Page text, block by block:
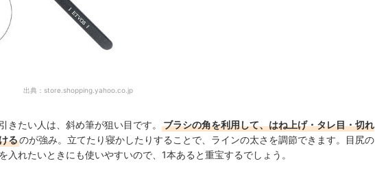
出典： store.shopping.yahoo.co.jp
きたい人は、斜め筆が狙い目です。
ブラシの角を利用して、はね上げ・タレ目・切れ
るのが強み。立てたり寝かしたりすることで、ラインの太さを調節できます。目尻の
入れたいときにも使いやすいので、1本あると重宝するでしょう。